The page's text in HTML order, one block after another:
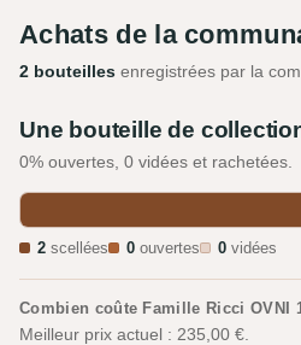
Achats de la
2 bouteilles enregistrées par la
Une bouteille de
0% ouvertes, 0 vidées et rachetées.
2 scellées 0 ouvertes 0 vidées
Combien coûte Famille Ricci OVNI
Meilleur prix actuel : 235,00 €.